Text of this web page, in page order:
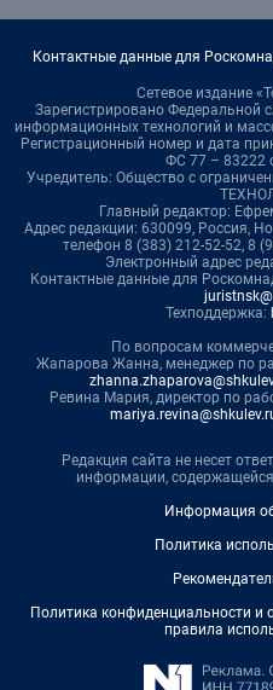
Контактные данные для
Сетевое издание
Зарегистрировано Федеральной
информационных технологий и
Регистрационный номер и дата
ФС 77 – 83222
Учредитель: Общество с
Главный редактор:
Адрес редакции: 630099, Россия,
телефон 8 (383) 212-52-52, 8
Электронный адрес
Контактные данные для
Техподдержка:
По вопросам
Жапарова Жанна, менеджер по
Ревина Мария, директор по
Редакция сайта не несет
информации,
Информация
Политика
Политика конфиденциальности и
правила